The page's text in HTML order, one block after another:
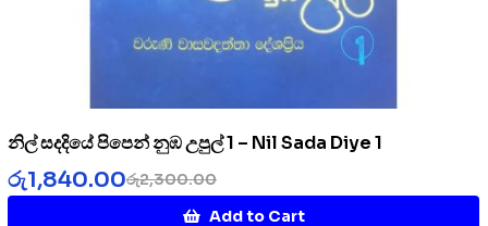
නිල් සදදියේ පිපෙන් නුඹ උපුල් 1 – Nil Sada Diye 1
රු2,300.00
රු1,840.00
Add to Cart